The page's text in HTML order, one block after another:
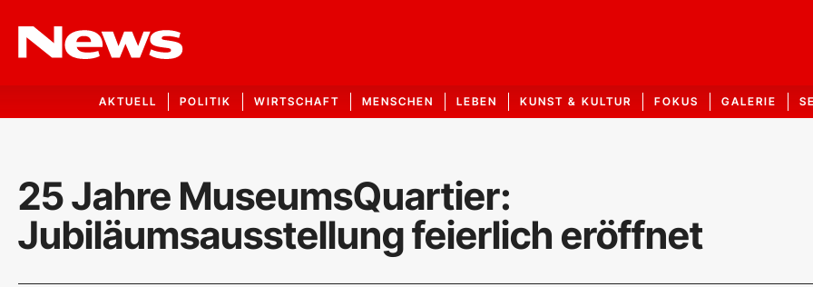
AKTUELL POLITIK WIRTSCHAFT MENSCHEN LEBEN KUNST & KULTUR FOKUS GALERIE
25 Jahre MuseumsQuartier:
Jubiläumsausstellung feierlich eröffnet